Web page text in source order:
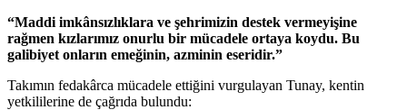
“Maddi imkânsızlıklara ve şehrimizin destek vermeyişine
rağmen kızlarımız onurlu bir mücadele ortaya koydu. Bu
galibiyet onların emeğinin, azminin eseridir.”
Takımın fedakârca mücadele ettiğini vurgulayan Tunay, kentin
yetkililerine de çağrıda bulundu: